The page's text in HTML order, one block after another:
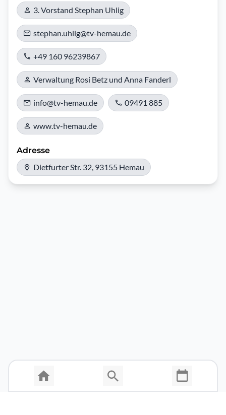
3. Vorstand Stephan Uhlig
stephan.uhlig@tv-hemau.de
+49 160 96239867
Verwaltung Rosi Betz und Anna Fanderl
info@tv-hemau.de 09491 885
www.tv-hemau.de
Adresse
Dietfurter Str. 32, 93155 Hemau